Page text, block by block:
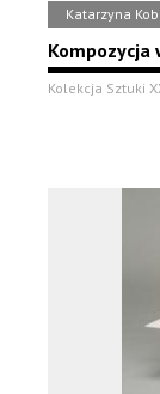
Katarzyna
Kompozycja
Kolekcja Sztuki